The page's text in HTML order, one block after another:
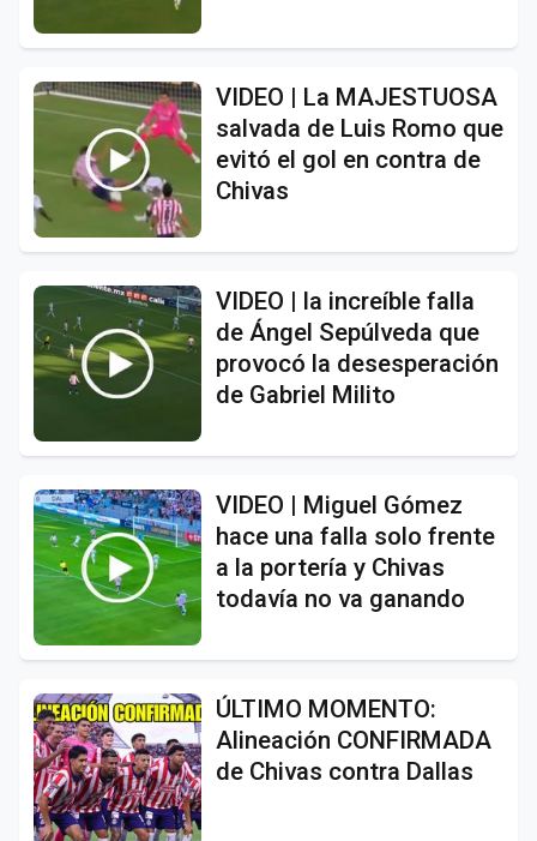
VIDEO | La MAJESTUOSA
salvada de Luis Romo que
evitó el gol en contra de
Chivas
VIDEO | la increíble falla
de Ángel Sepúlveda que
provocó la desesperación
de Gabriel Milito
VIDEO | Miguel Gómez
hace una falla solo frente
a la portería y Chivas
todavía no va ganando
ÚLTIMO MOMENTO:
Alineación CONFIRMADA
de Chivas contra Dallas